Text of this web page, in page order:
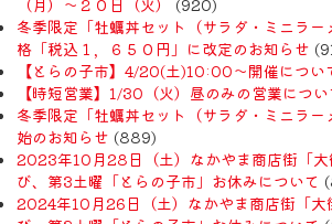
冬季限定「牡蠣丼セット（サラダ・ミニラー
格「税込１，６５０円」に改定のお知らせ
【とらの子市】4/20(土)10:00～開催につい
【時短営業】1/30（火）昼のみの営業につい
冬季限定「牡蠣丼セット（サラダ・ミニラー
始のお知らせ (889)
2023年10月28日（土）なかやま商店街「大
び、第3土曜「とらの子市」お休みについて
2024年10月26日（土）なかやま商店街「大